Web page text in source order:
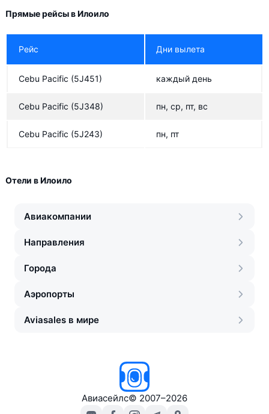
Прямые рейсы в Илоило
Рейс Дни вылета
Cebu Pacific (5J451) каждый день
Cebu Pacific (5J348) пн, ср, пт, вс
Cebu Pacific (5J243) пн, пт
Отели в Илоило
Авиакомпании
Направления
Города
Аэропорты
Aviasales в мире
Авиасейлс© 2007–2026